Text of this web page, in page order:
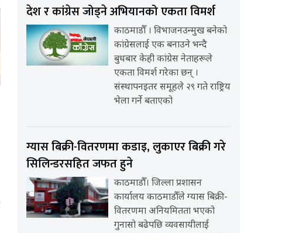
देश र कांग्रेस जोड्ने अभियानको एकता विमर्श
काठमाडौँ । विभाजनउन्मुख बनेको
कांग्रेसलाई एक बनाउने भन्दै
बुधबार केही कांग्रेस नेताहरूले
एकता विमर्श गरेका छन् ।
संस्थापनइतर समूहले २९ गते राष्ट्रिय
भेला गर्ने बताएको
ग्यास बिक्री-वितरणमा कडाइ, लुकाएर बिक्री गरे
सिलिन्डरसहित जफत हुने
काठमाडौँ। जिल्ला प्रशासन
कार्यालय काठमाडौँले ग्यास बिक्री-
वितरणमा अनियमितता भएको
गुनासो बढेपछि व्यवसायीलाई